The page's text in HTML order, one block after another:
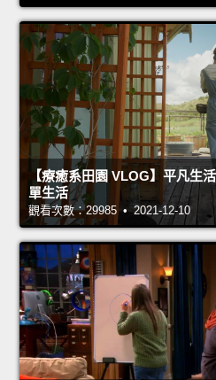
【療癒系田園 VLOG】平凡生
單生活
觀看次數：29985 • 2021-12-10